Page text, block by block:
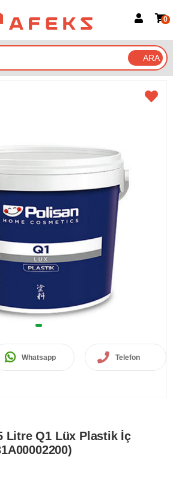
Google İle Bağlan
0
Whatsapp Telefon
Litre Q1 Lüx Plastik İç